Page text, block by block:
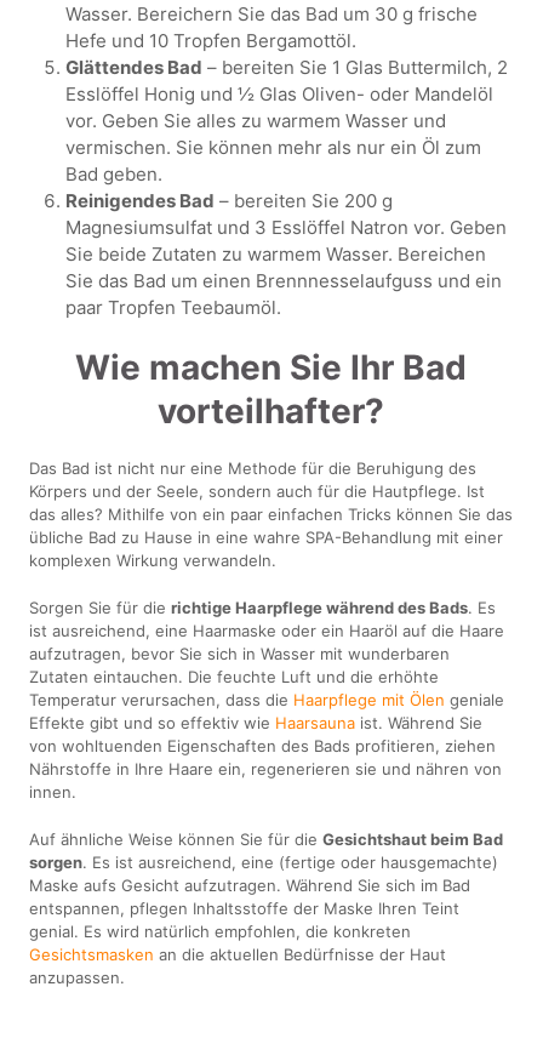
Wasser. Bereichern Sie das Bad um 30 g frische
Hefe und 10 Tropfen Bergamottöl.
Glättendes Bad – bereiten Sie 1 Glas Buttermilch, 2
Esslöffel Honig und ½ Glas Oliven- oder Mandelöl
vor. Geben Sie alles zu warmem Wasser und
vermischen. Sie können mehr als nur ein Öl zum
Bad geben.
Reinigendes Bad – bereiten Sie 200 g
Magnesiumsulfat und 3 Esslöffel Natron vor. Geben
Sie beide Zutaten zu warmem Wasser. Bereichen
Sie das Bad um einen Brennnesselaufguss und ein
paar Tropfen Teebaumöl.
Wie machen Sie Ihr Bad
vorteilhafter?
Das Bad ist nicht nur eine Methode für die Beruhigung des
Körpers und der Seele, sondern auch für die Hautpflege. Ist
das alles? Mithilfe von ein paar einfachen Tricks können Sie das
übliche Bad zu Hause in eine wahre SPA-Behandlung mit einer
komplexen Wirkung verwandeln.
Sorgen Sie für dierichtige Haarpflege während des Bads. Es
ist ausreichend, eine Haarmaske oder ein Haaröl auf die Haare
aufzutragen, bevor Sie sich in Wasser mit wunderbaren
Zutaten eintauchen. Die feuchte Luft und die erhöhte
Temperatur verursachen, dass die Haarpflege mit Ölen geniale
Effekte gibt und so effektiv wie Haarsauna ist. Während Sie
von wohltuenden Eigenschaften des Bads profitieren, ziehen
Nährstoffe in Ihre Haare ein, regenerieren sie und nähren von
innen.
Auf ähnliche Weise können Sie für dieGesichtshaut beim Bad
sorgen. Es ist ausreichend, eine (fertige oder hausgemachte)
Maske aufs Gesicht aufzutragen. Während Sie sich im Bad
entspannen, pflegen Inhaltsstoffe der Maske Ihren Teint
genial. Es wird natürlich empfohlen, die konkreten
Gesichtsmasken an die aktuellen Bedürfnisse der Haut
anzupassen.